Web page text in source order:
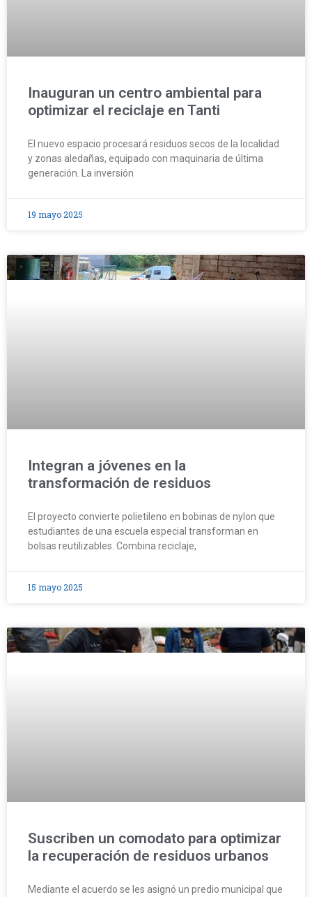
Inauguran un centro ambiental para
optimizar el reciclaje en Tanti
El nuevo espacio procesará residuos secos de la localidad
y zonas aledañas, equipado con maquinaria de última
generación. La inversión
19 mayo 2025
Integran a jóvenes en la
transformación de residuos
El proyecto convierte polietileno en bobinas de nylon que
estudiantes de una escuela especial transforman en
bolsas reutilizables. Combina reciclaje,
15 mayo 2025
Suscriben un comodato para optimizar
la recuperación de residuos urbanos
Mediante el acuerdo se les asignó un predio municipal que